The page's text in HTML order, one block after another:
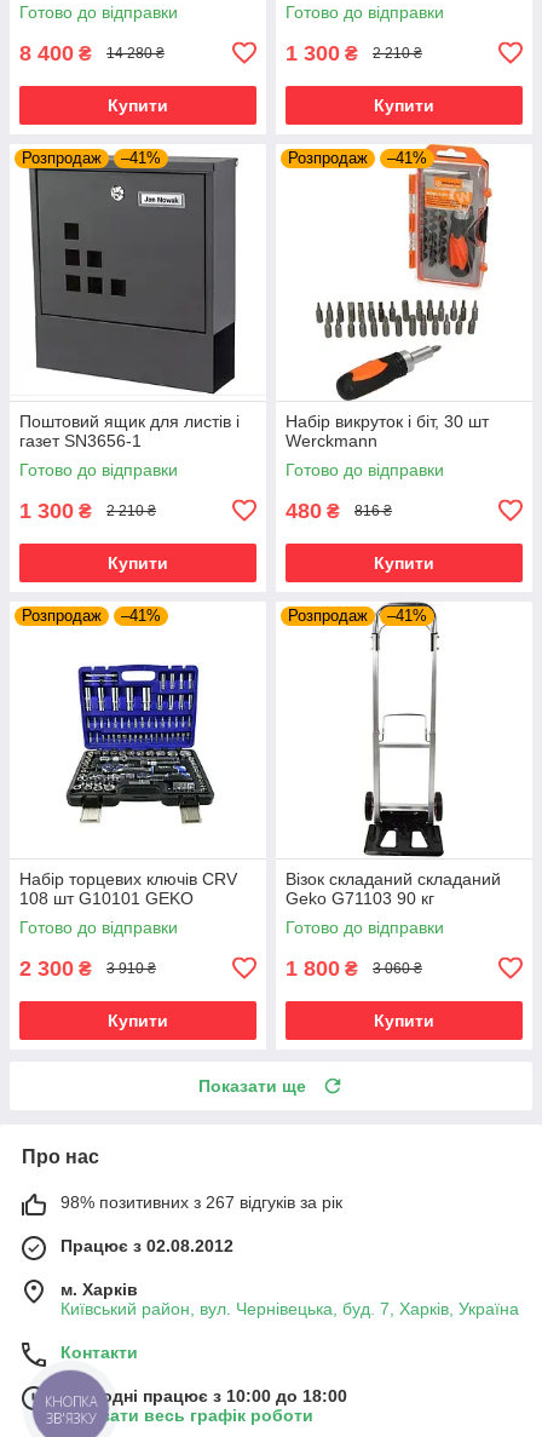
Готово до відправки
8 400 ₴ 14 280 ₴
Купити
Готово до відправки
1 300 ₴ 2 210 ₴
Купити
Розпродаж –41%
Поштовий ящик для листів і
газет SN3656-1
Готово до відправки
1 300 ₴ 2 210 ₴
Купити
Розпродаж –41%
Набір викруток і біт, 30 шт
Werckmann
Готово до відправки
480 ₴ 816 ₴
Купити
Розпродаж –41%
Набір торцевих ключів CRV
108 шт G10101 GEKO
Готово до відправки
2 300 ₴ 3 910 ₴
Купити
Розпродаж –41%
Візок складаний складаний
Geko G71103 90 кг
Готово до відправки
1 800 ₴ 3 060 ₴
Купити
Показати ще
Про нас
98% позитивних з 267 відгуків за рік
Працює з 02.08.2012
м. Харків
Київський район, вул. Чернівецька, буд. 7, Харків, Україна
Контакти
Сьогодні працює з 10:00 до 18:00
Показати весь графік роботи
КНОПКА
ЗВ'ЯЗКУ